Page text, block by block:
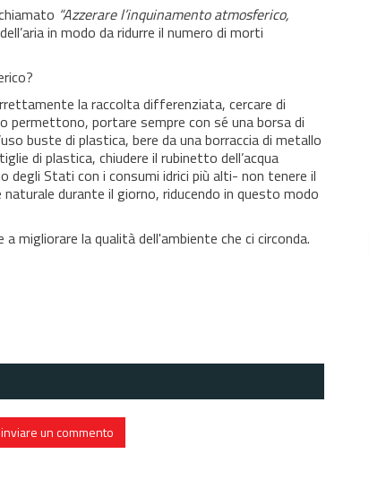
“Azzerare l’inquinamento atmosferico,
in modo da ridurre il numero di morti
la raccolta differenziata, cercare di
permettono, portare sempre con sé una borsa di
buste di plastica, bere da una borraccia di metallo
di plastica, chiudere il rubinetto dell’acqua
Stati con i consumi idrici più alti- non tenere il
durante il giorno, riducendo in questo modo
migliorare la qualità dell'ambiente che ci circonda.
un commento